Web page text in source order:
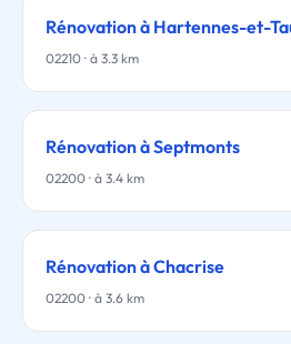
Rénovation à Hartennes-et-
02210 · à 3.3 km
Rénovation à Septmonts
02200 · à 3.4 km
Rénovation à Chacrise
02200 · à 3.6 km